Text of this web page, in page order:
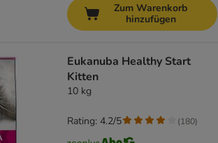
Zum Warenkorb
hinzufügen
Eukanuba Healthy Start
Kitten
10 kg
Rating: 4.2/5 (180)